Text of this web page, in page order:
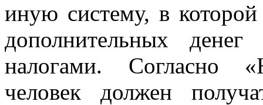
иную систему, в которой
дополнительных
налогами. Согласно
человек должен